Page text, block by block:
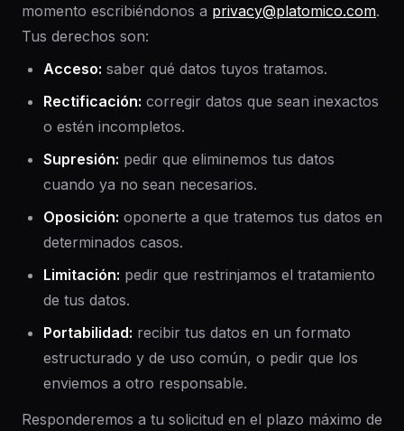
momento escribiéndonos a privacy@platomico.com.
Tus derechos son:
Acceso: saber qué datos tuyos tratamos.
Rectificación: corregir datos que sean inexactos
o estén incompletos.
Supresión: pedir que eliminemos tus datos
cuando ya no sean necesarios.
Oposición: oponerte a que tratemos tus datos en
determinados casos.
Limitación: pedir que restrinjamos el tratamiento
de tus datos.
Portabilidad: recibir tus datos en un formato
estructurado y de uso común, o pedir que los
enviemos a otro responsable.
Responderemos a tu solicitud en el plazo máximo de